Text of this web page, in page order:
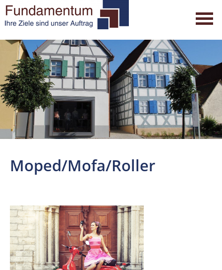
Moped/Mofa/Roller